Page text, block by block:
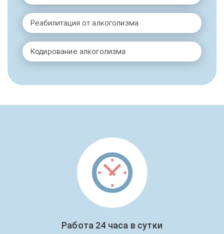
Реабилитация от алкоголизма
Кодирование алкоголизма
Работа 24 часа в сутки